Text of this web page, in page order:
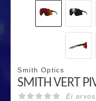
Smith Optics
SMITH VERT
Ei